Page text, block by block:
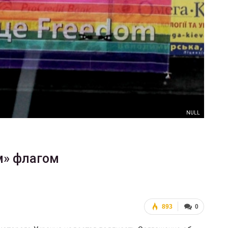
NULL
флагом
0
893
ФОТО
В Берлине отпраздновали
легализацию гей-браков
Июл 2, 2017